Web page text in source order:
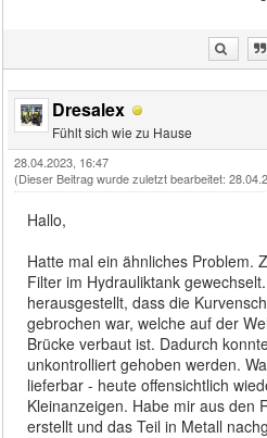
Dresalex
Fühlt sich wie zu Hause
28.04.2023, 16:47
(Dieser Beitrag wurde zuletzt bearbeitet:
Hallo,
Hatte mal ein ähnliches Problem.
Filter im Hydrauliktank
herausgestellt, dass die
gebrochen war, welche auf der
Brücke verbaut ist. Dadurch
unkontrolliert gehoben werden.
lieferbar - heute offensichtlich
Kleinanzeigen. Habe mir aus den
erstellt und das Teil in Metall